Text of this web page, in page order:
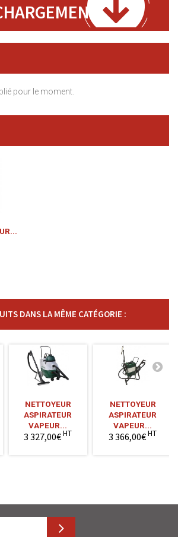
pour le moment.
DANS LA MÊME CATÉGORIE :
NETTOYEUR
ASPIRATEUR
VAPEUR...
3 327,00€ HT
NETTOYEUR
ASPIRATEUR
VAPEUR...
3 366,00€HT